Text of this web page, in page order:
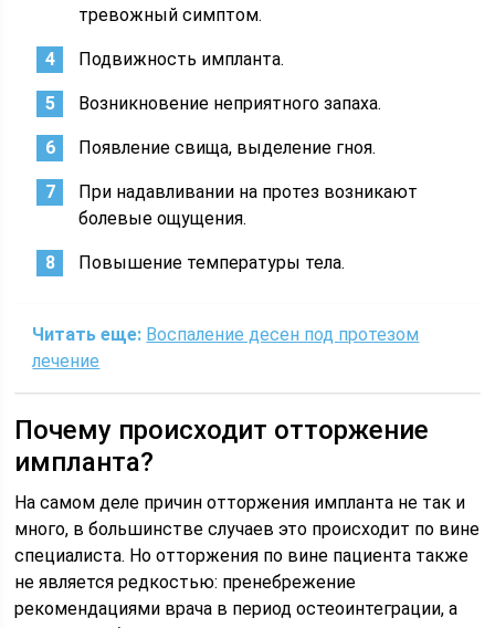
тревожный симптом.
Подвижность импланта.
Возникновение неприятного запаха.
Появление свища, выделение гноя.
При надавливании на протез возникают
болевые ощущения.
Повышение температуры тела.
Читать еще: Воспаление десен под протезом
лечение
Почему происходит отторжение
импланта?
На самом деле причин отторжения импланта не так и
много, в большинстве случаев это происходит по вине
специалиста. Но отторжения по вине пациента также
не является редкостью: пренебрежение
рекомендациями врача в период остеоинтеграции, а